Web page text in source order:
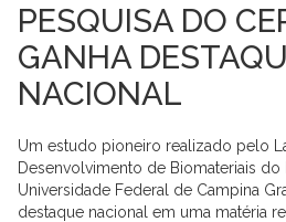
PESQUISA DO
GANHA
NACIONAL
Um estudo pioneiro realizado pelo
Desenvolvimento de Biomateriais do
Universidade Federal de Campina
destaque nacional em uma matéria